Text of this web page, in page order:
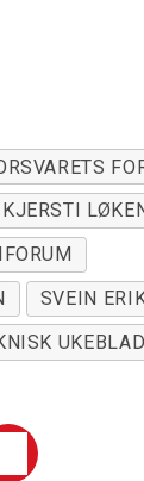
KJERSTI
SVEIN
UKEBLAD